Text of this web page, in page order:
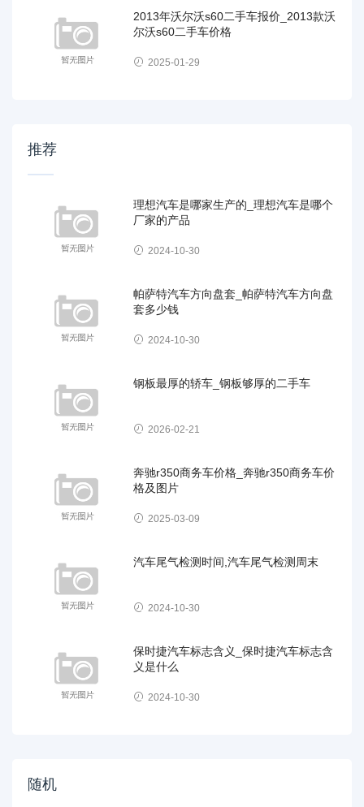
2013年沃尔沃s60二手车报价_2013款沃
尔沃s60二手车价格
2025-01-29
推荐
理想汽车是哪家生产的_理想汽车是哪个
厂家的产品
2024-10-30
帕萨特汽车方向盘套_帕萨特汽车方向盘
套多少钱
2024-10-30
钢板最厚的轿车_钢板够厚的二手车
2026-02-21
奔驰r350商务车价格_奔驰r350商务车价
格及图片
2025-03-09
汽车尾气检测时间,汽车尾气检测周末
2024-10-30
保时捷汽车标志含义_保时捷汽车标志含
义是什么
2024-10-30
随机